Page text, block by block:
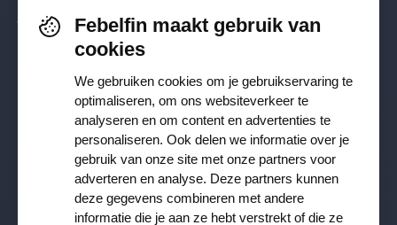
Volg je ons al? Blijf op de hoogte via
Facebook,TikTok
Instagram.
Ontvang onze nieuwsbrief
Febelfin maakt gebruik van
cookies
We gebruiken cookies om je gebruikservaring te
optimaliseren, om ons websiteverkeer te
analyseren en om content en advertenties te
personaliseren. Ook delen we informatie over je
gebruik van onze site met onze partners voor
adverteren en analyse. Deze partners kunnen
deze gegevens combineren met andere
informatie die je aan ze hebt verstrekt of die ze